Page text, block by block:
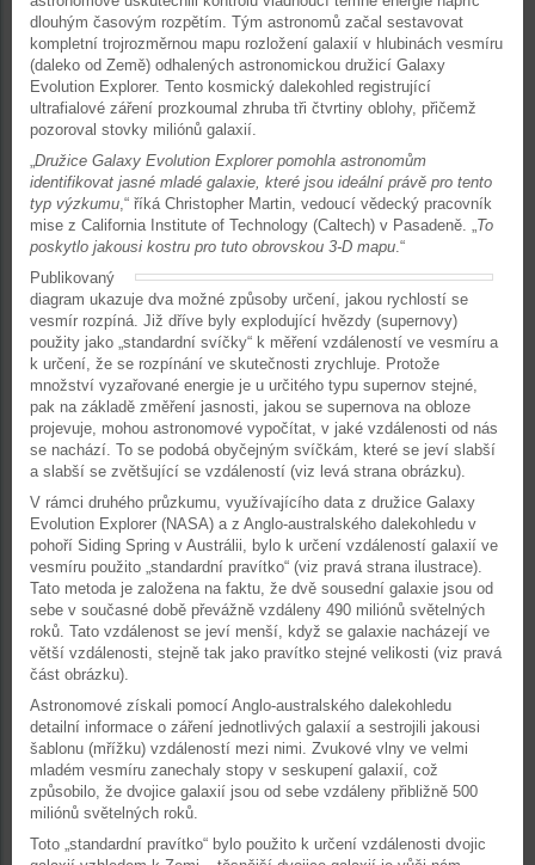
dlouhým časovým rozpětím. Tým astronomů začal sestavovat
kompletní trojrozměrnou mapu rozložení galaxií v hlubinách vesmíru
(daleko od Země) odhalených astronomickou družicí Galaxy
Evolution Explorer. Tento kosmický dalekohled registrující
ultrafialové záření prozkoumal zhruba tři čtvrtiny oblohy, přičemž
pozoroval stovky miliónů galaxií.
„Družice Galaxy Evolution Explorer pomohla astronomům
identifikovat jasné mladé galaxie, které jsou ideální právě pro tento
typ výzkumu,“ říká Christopher Martin, vedoucí vědecký pracovník
mise z California Institute of Technology (Caltech) v Pasadeně. „To
poskytlo jakousi kostru pro tuto obrovskou 3-D mapu.“
Publikovaný
diagram ukazuje dva možné způsoby určení, jakou rychlostí se
vesmír rozpíná. Již dříve byly explodující hvězdy (supernovy)
použity jako „standardní svíčky“ k měření vzdáleností ve vesmíru a
k určení, že se rozpínání ve skutečnosti zrychluje. Protože
množství vyzařované energie je u určitého typu supernov stejné,
pak na základě změření jasnosti, jakou se supernova na obloze
projevuje, mohou astronomové vypočítat, v jaké vzdálenosti od nás
se nachází. To se podobá obyčejným svíčkám, které se jeví slabší
a slabší se zvětšující se vzdáleností (viz levá strana obrázku).
V rámci druhého průzkumu, využívajícího data z družice Galaxy
Evolution Explorer (NASA) a z Anglo-australského dalekohledu v
pohoří Siding Spring v Austrálii, bylo k určení vzdáleností galaxií ve
vesmíru použito „standardní pravítko“ (viz pravá strana ilustrace).
Tato metoda je založena na faktu, že dvě sousední galaxie jsou od
sebe v současné době převážně vzdáleny 490 miliónů světelných
roků. Tato vzdálenost se jeví menší, když se galaxie nacházejí ve
větší vzdálenosti, stejně tak jako pravítko stejné velikosti (viz pravá
část obrázku).
Astronomové získali pomocí Anglo-australského dalekohledu
detailní informace o záření jednotlivých galaxií a sestrojili jakousi
šablonu (mřížku) vzdáleností mezi nimi. Zvukové vlny ve velmi
mladém vesmíru zanechaly stopy v seskupení galaxií, což
způsobilo, že dvojice galaxií jsou od sebe vzdáleny přibližně 500
miliónů světelných roků.
Toto „standardní pravítko“ bylo použito k určení vzdálenosti dvojic